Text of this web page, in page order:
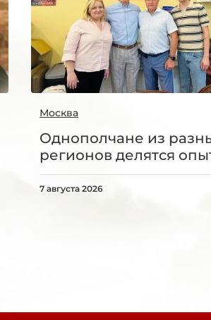
Москва
Однополчане из
регионов делятся
7 августа 2026